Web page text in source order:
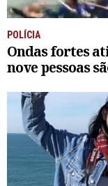
POLÍCIA
Ondas fortes
nove pessoas